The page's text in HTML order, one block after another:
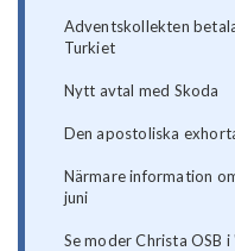
Adventskollekten
Turkiet
Nytt avtal med Skoda
Den apostoliska
Närmare information
juni
Se moder Christa OSB